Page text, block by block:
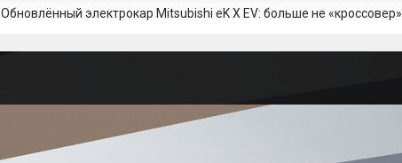
Обновлённый электрокар Mitsubishi eK X EV: больше не «кроссовер»